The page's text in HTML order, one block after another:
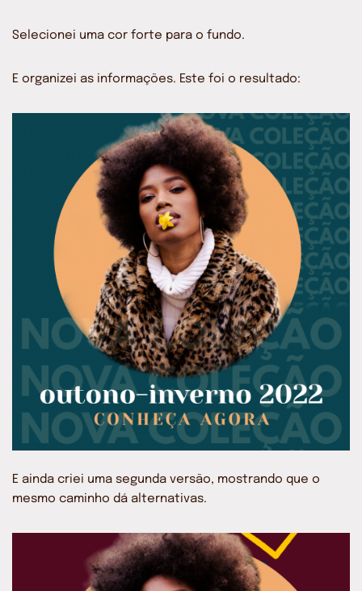
Selecionei uma cor forte para o fundo.
E organizei as informações. Este foi o resultado:
E ainda criei uma segunda versão, mostrando que o
mesmo caminho dá alternativas.